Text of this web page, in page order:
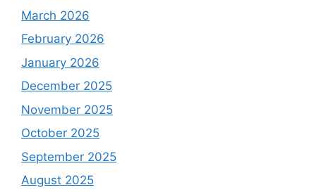
March 2026
February 2026
January 2026
December 2025
November 2025
October 2025
September 2025
August 2025